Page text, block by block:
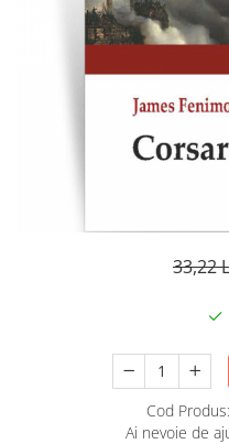
Literatura
Contemporana
Publicistica / Reportaje /
Sociologie si filozofie
33,22
Cod Produs:
Ai nevoie de